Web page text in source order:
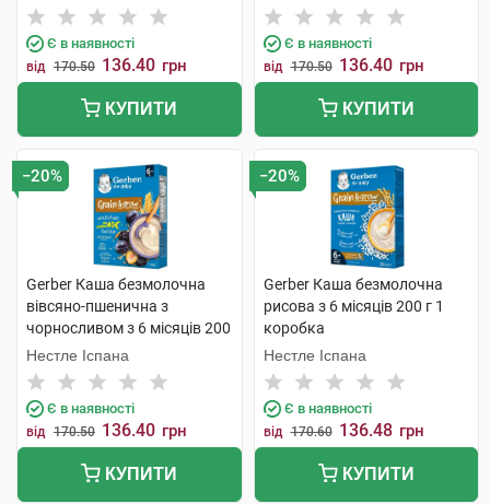
Є в наявності
від 170.50 136.40 грн
КУПИТИ
Є в наявності
від 170.50 136.40 грн
КУПИТИ
−20%
Gerber Каша безмолочна
вівсяно-пшенична з
чорносливом з 6 місяців 200
г 1 коробка
Нестле Іспана
Є в наявності
від 170.50 136.40 грн
КУПИТИ
−20%
Gerber Каша безмолочна
рисова з 6 місяців 200 г 1
коробка
Нестле Іспана
Є в наявності
від 170.60 136.48 грн
КУПИТИ